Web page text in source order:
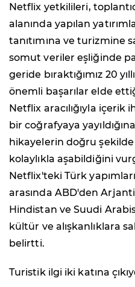
Netflix yetkilileri,
alanında yapılan
tanıtımına ve turizmine
somut veriler eşliğinde
geride bıraktığımız 20
önemli başarılar elde
Netflix aracılığıyla içerik
bir coğrafyaya
hikayelerin doğru şekilde
kolaylıkla aşabildiğini
Netflix'teki Türk
arasında ABD'den
Hindistan ve Suudi
kültür ve alışkanlıklara
belirtti.
Turistik ilgi iki katına